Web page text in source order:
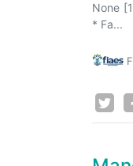
None
* Fa...